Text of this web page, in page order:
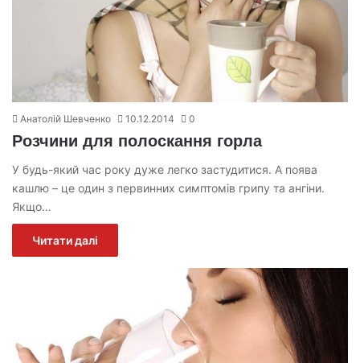
Анатолій Шевченко 10.12.2014 0
Розчини для полоскання горла
У будь-який час року дуже легко застудитися. А поява
кашлю – це один з первинних симптомів грипу та ангіни.
Якщо…
Читати далі